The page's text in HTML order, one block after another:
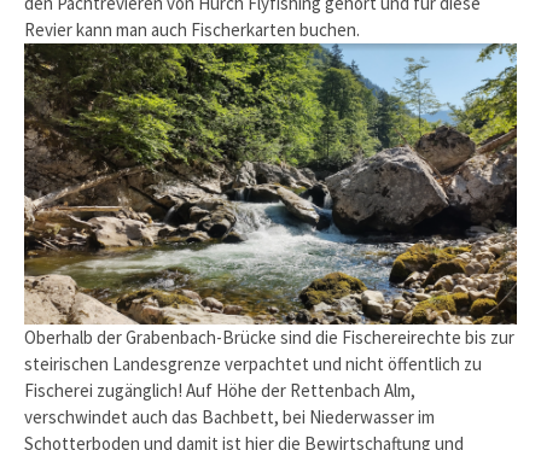
Revier kann man auch Fischerkarten buchen.
Oberhalb der Grabenbach-Brücke sind die Fischereirechte bis zur
steirischen Landesgrenze verpachtet und nicht öffentlich zu
Fischerei zugänglich! Auf Höhe der Rettenbach Alm,
verschwindet auch das Bachbett, bei Niederwasser im
Schotterboden und damit ist hier die Bewirtschaftung und